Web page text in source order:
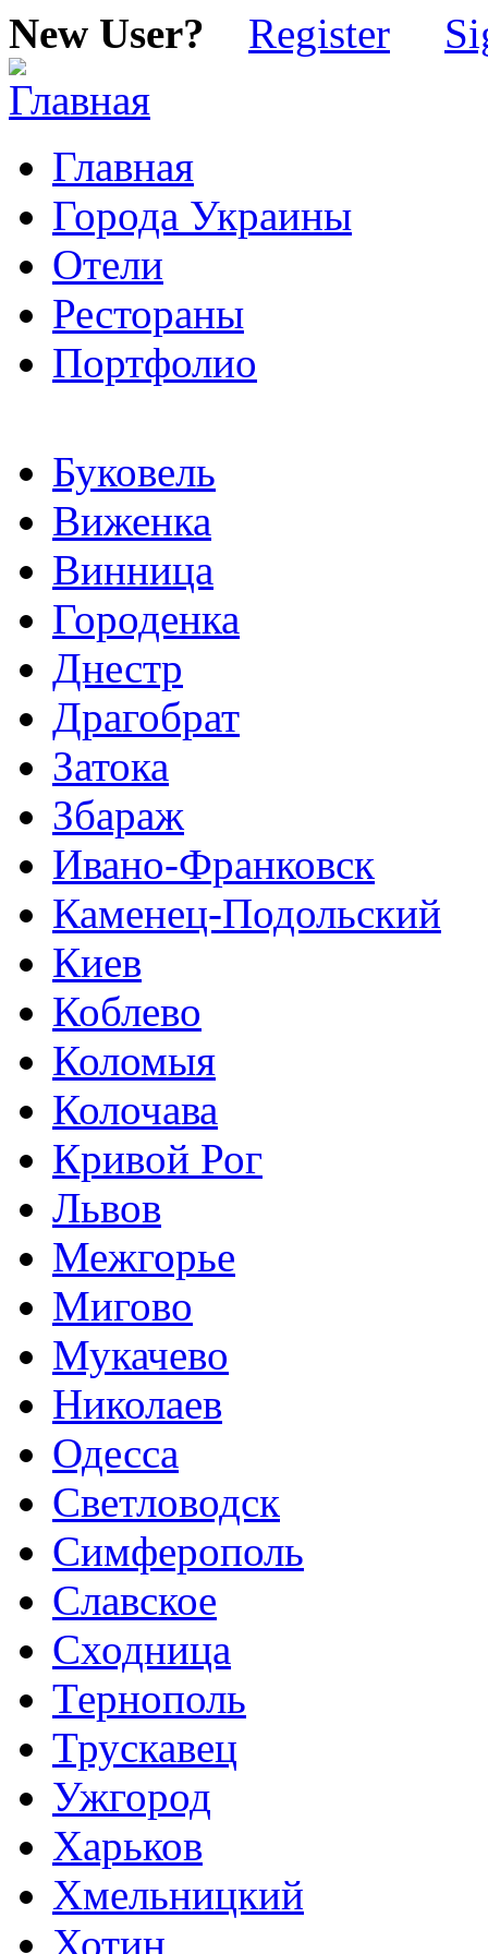
New User? Register
Главная
Города Украины
Отели
Рестораны
Портфолио
Буковель
Виженка
Винница
Городенка
Днестр
Драгобрат
Затока
Збараж
Ивано-Франковск
Каменец-Подольский
Киев
Коблево
Коломыя
Колочава
Кривой Рог
Львов
Межгорье
Мигово
Мукачево
Николаев
Одесса
Светловодск
Симферополь
Славское
Сходница
Тернополь
Трускавец
Ужгород
Харьков
Хмельницкий
Хотин